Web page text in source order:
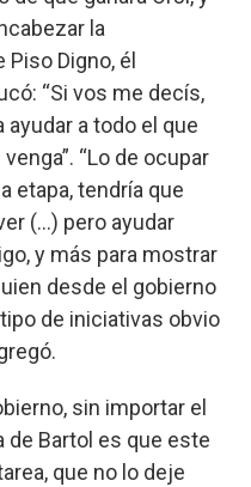
la
Digno, él
“Si vos me decís,
ayudar a todo el que
“Lo de ocupar
etapa, tendría que
(…) pero ayudar
y más para mostrar
desde el gobierno
de iniciativas obvio
sin importar el
de Bartol es que este
que no lo deje